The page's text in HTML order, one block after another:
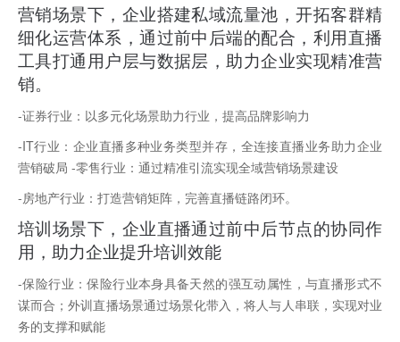
营销场景下，企业搭建私域流量池，开拓客群精
细化运营体系，通过前中后端的配合，利用直播
工具打通用户层与数据层，助力企业实现精准营
销。
-证券行业：以多元化场景助力行业，提高品牌影响力
-IT行业：企业直播多种业务类型并存，全连接直播业务助力企业
营销破局 -零售行业：通过精准引流实现全域营销场景建设
-房地产行业：打造营销矩阵，完善直播链路闭环。
培训场景下，企业直播通过前中后节点的协同作
用，助力企业提升培训效能
-保险行业：保险行业本身具备天然的强互动属性，与直播形式不
谋而合；外训直播场景通过场景化带入，将人与人串联，实现对业
务的支撑和赋能